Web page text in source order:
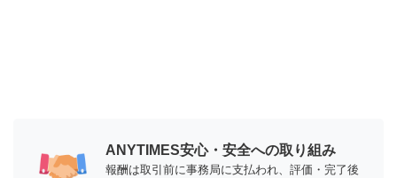
ANYTIMES安心・安全への取り組み
報酬は取引前に事務局に支払われ、評価・完了後